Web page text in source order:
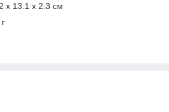
х 13.1 х 2.3 см